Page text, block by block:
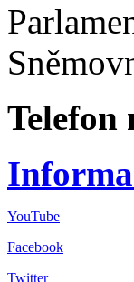
Telefon
YouTube
Facebook
Twitter